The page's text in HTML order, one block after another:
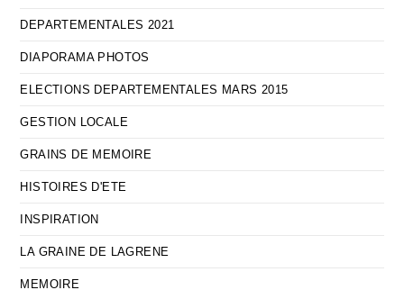
DEPARTEMENTALES 2021
DIAPORAMA PHOTOS
ELECTIONS DEPARTEMENTALES MARS 2015
GESTION LOCALE
GRAINS DE MEMOIRE
HISTOIRES D'ETE
INSPIRATION
LA GRAINE DE LAGRENE
MEMOIRE